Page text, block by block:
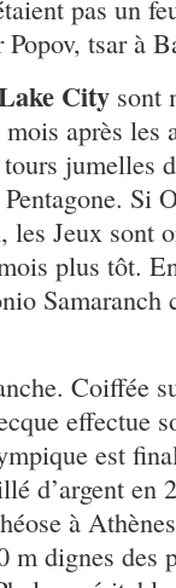
pas un
tsar à
City sont
après les
jumelles
Si
Jeux sont
plus tôt.
Samaranch
Coiffée
effectue
est
d’argent en
à
dignes des